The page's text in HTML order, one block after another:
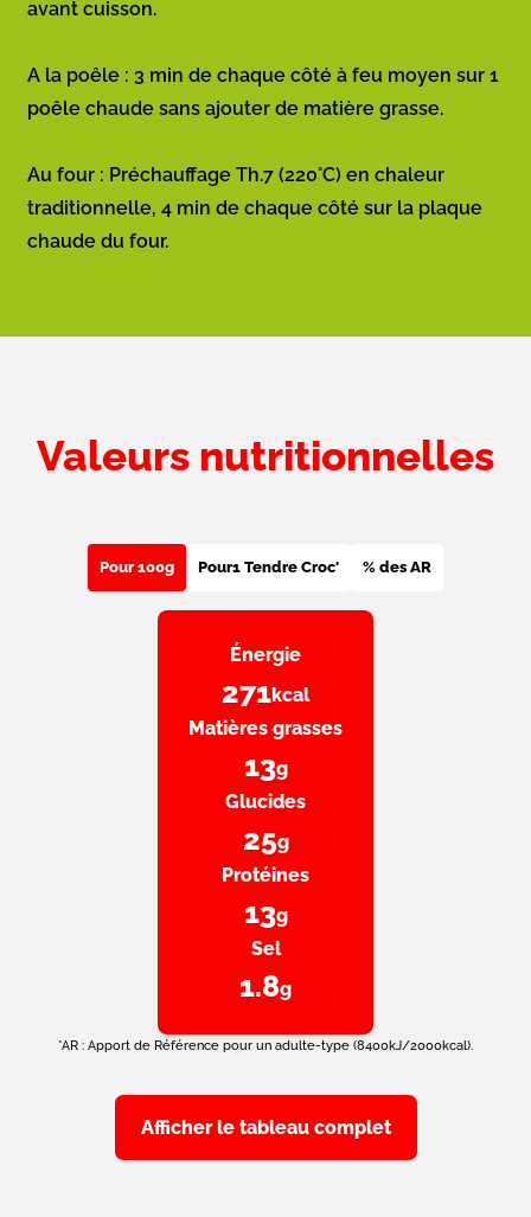
avant cuisson.
A la poêle : 3 min de chaque côté à feu moyen sur 1
poêle chaude sans ajouter de matière grasse.
Au four : Préchauffage Th.7 (220°C) en chaleur
traditionnelle, 4 min de chaque côté sur la plaque
chaude du four.
Valeurs nutritionnelles
Pour 100g Pour1 Tendre Croc' % des AR
Énergie
271kcal
Matières grasses
13g
Glucides
25g
Protéines
13g
Sel
1.8g
*AR : Apport de Référence pour un adulte-type (8400kJ/2000kcal).
Afficher le tableau complet